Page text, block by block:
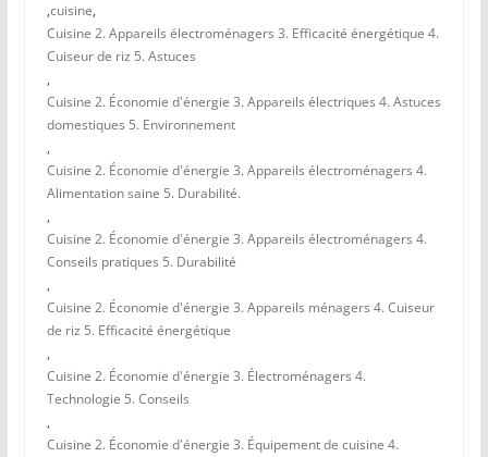
,cuisine,
Cuisine 2. Appareils électroménagers 3. Efficacité énergétique 4.
Cuiseur de riz 5. Astuces
,
Cuisine 2. Économie d'énergie 3. Appareils électriques 4. Astuces
domestiques 5. Environnement
,
Cuisine 2. Économie d'énergie 3. Appareils électroménagers 4.
Alimentation saine 5. Durabilité.
,
Cuisine 2. Économie d'énergie 3. Appareils électroménagers 4.
Conseils pratiques 5. Durabilité
,
Cuisine 2. Économie d'énergie 3. Appareils ménagers 4. Cuiseur
de riz 5. Efficacité énergétique
,
Cuisine 2. Économie d'énergie 3. Électroménagers 4.
Technologie 5. Conseils
,
Cuisine 2. Économie d'énergie 3. Équipement de cuisine 4.